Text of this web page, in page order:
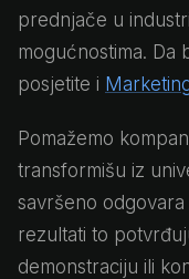
prednjače u
mogućnostima. Da
posjetite i
Pomažemo
transformišu iz
savršeno
rezultati to
demonstraciju ili